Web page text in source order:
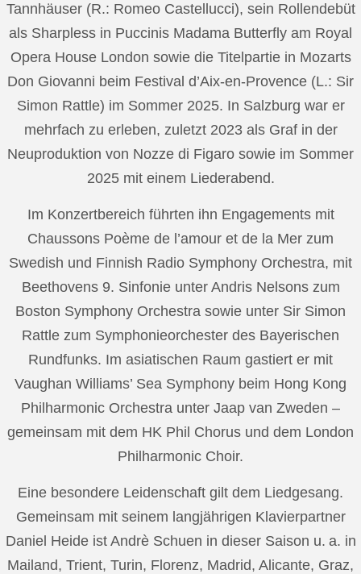
Tannhäuser (R.: Romeo Castellucci), sein Rollendebüt
als Sharpless in Puccinis Madama Butterfly am Royal
Opera House London sowie die Titelpartie in Mozarts
Don Giovanni beim Festival d’Aix-en-Provence (L.: Sir
Simon Rattle) im Sommer 2025. In Salzburg war er
mehrfach zu erleben, zuletzt 2023 als Graf in der
Neuproduktion von Nozze di Figaro sowie im Sommer
2025 mit einem Liederabend.
Im Konzertbereich führten ihn Engagements mit
Chaussons Poème de l’amour et de la Mer zum
Swedish und Finnish Radio Symphony Orchestra, mit
Beethovens 9. Sinfonie unter Andris Nelsons zum
Boston Symphony Orchestra sowie unter Sir Simon
Rattle zum Symphonieorchester des Bayerischen
Rundfunks. Im asiatischen Raum gastiert er mit
Vaughan Williams’ Sea Symphony beim Hong Kong
Philharmonic Orchestra unter Jaap van Zweden –
gemeinsam mit dem HK Phil Chorus und dem London
Philharmonic Choir.
Eine besondere Leidenschaft gilt dem Liedgesang.
Gemeinsam mit seinem langjährigen Klavierpartner
Daniel Heide ist Andrè Schuen in dieser Saison u. a. in
Mailand, Trient, Turin, Florenz, Madrid, Alicante, Graz,